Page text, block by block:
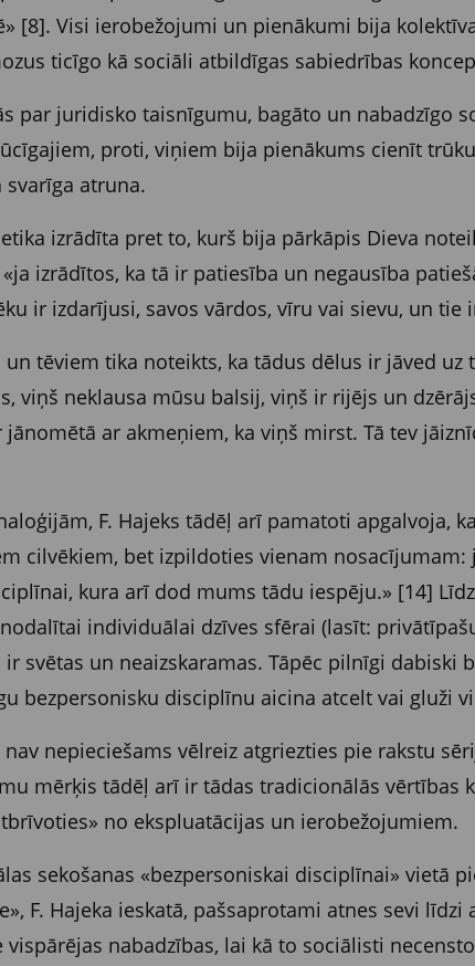
[8]. Visi ierobežojumi un pienākumi bija
ticīgo kā sociāli atbildīgas sabiedrības
par juridisko taisnīgumu, bagāto un nabadzīgo
proti, viņiem bija pienākums cienīt
atruna.
izrādīta pret to, kurš bija pārkāpis Dieva
izrādītos, ka tā ir patiesība un negausība
ir izdarījusi, savos vārdos, vīru vai sievu, un
tēviem tika noteikts, ka tādus dēlus ir jāved
viņš neklausa mūsu balsij, viņš ir rijējs un
ar akmeņiem, ka viņš mirst. Tā tev
F. Hajeks tādēļ arī pamatoti apgalvoja,
cilvēkiem, bet izpildoties vienam
kura arī dod mums tādu iespēju.» [14]
individuālai dzīves sfērai (lasīt:
svētas un neaizskaramas. Tāpēc pilnīgi
bezpersonisku disciplīnu aicina atcelt vai gluži
nepieciešams vēlreiz atgriezties pie rakstu
mērķis tādēļ arī ir tādas tradicionālās vērtības
no ekspluatācijas un ierobežojumiem.
sekošanas «bezpersoniskai disciplīnai» vietā
F. Hajeka ieskatā, pašsaprotami atnes sevi
vispārējas nabadzības, lai kā to sociālisti